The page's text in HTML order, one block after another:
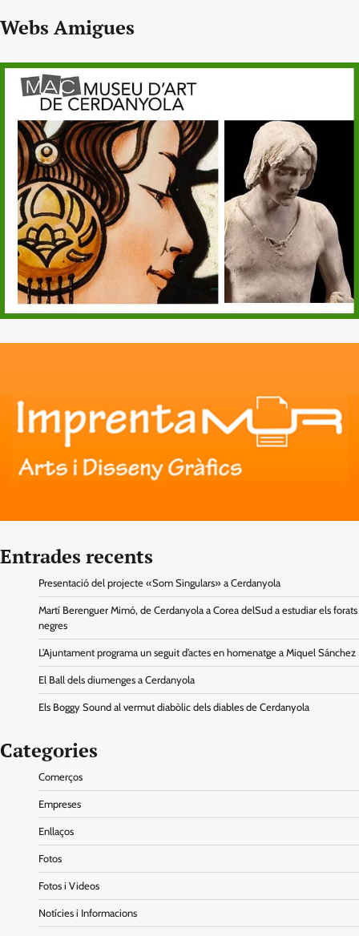
Webs Amigues
Entrades recents
Presentació del projecte «Som Singulars» a Cerdanyola
Martí Berenguer Mimó, de Cerdanyola a Corea delSud a estudiar els forats
negres
L’Ajuntament programa un seguit d’actes en homenatge a Miquel Sánchez
El Ball dels diumenges a Cerdanyola
Els Boggy Sound al vermut diabòlic dels diables de Cerdanyola
Categories
Comerços
Empreses
Enllaços
Fotos
Fotos i Videos
Notícies i Informacions